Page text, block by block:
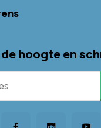
hoogte en